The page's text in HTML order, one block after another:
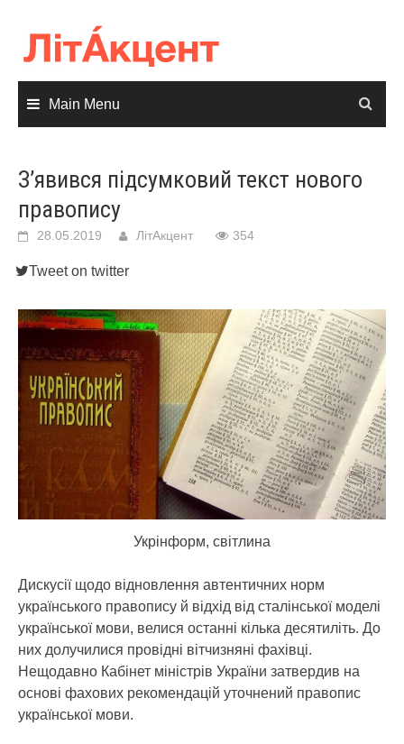
content
Main Menu
З’явився підсумковий текст нового
правопису
28.05.2019 ЛітАкцент 354
Tweet on twitter
Укрінформ, світлина
Дискусії щодо відновлення автентичних норм
українського правопису й відхід від сталінської моделі
української мови, велися останні кілька десятиліть. До
них долучилися провідні вітчизняні фахівці.
Нещодавно Кабінет міністрів України затвердив на
основі фахових рекомендацій уточнений правопис
української мови.